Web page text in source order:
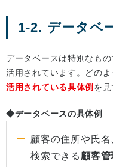
1-2. データベ
データベースは特別なも
活用されています。どの
活用されている具体例 を見
◆データベースの具体例
顧客の住所や氏
検索できる 顧客